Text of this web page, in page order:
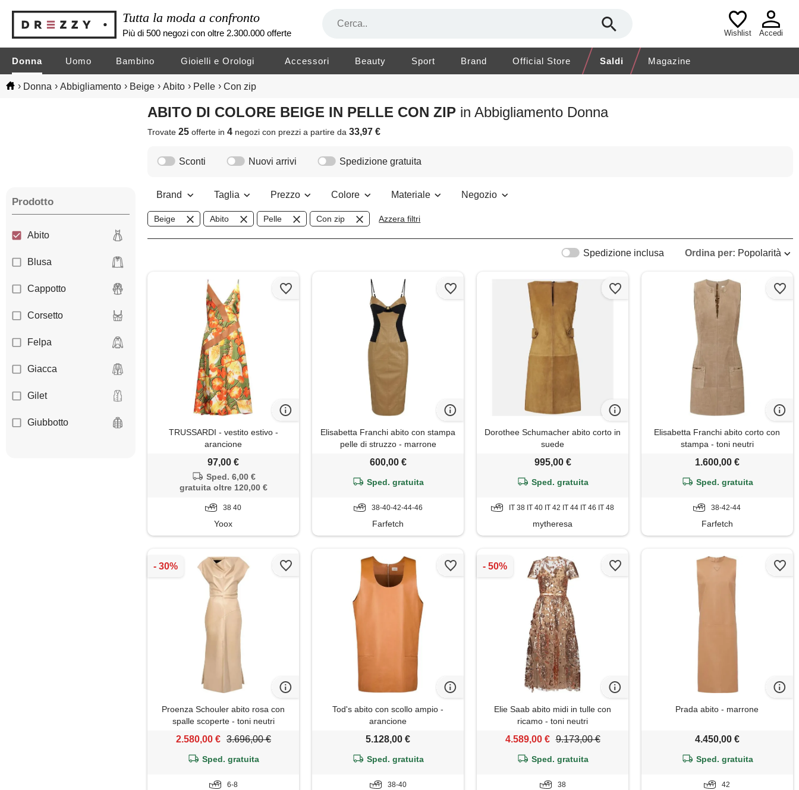
Tutta la moda a confronto
Più di 500 negozi con oltre 2.300.000 offerte Wishlist Accedi
Donna Uomo Bambino Gioielli e Orologi Accessori Beauty Sport Brand Official Store Saldi Magazine
› Donna › Abbigliamento › Beige › Abito › Pelle › Con zip
ABITO DI COLORE BEIGE IN PELLE CON ZIP in Abbigliamento Donna
Trovate25 offerte in4 negozicon prezzi a partire da33,97 €
Prodotto
Abito
Blusa
Cappotto
Corsetto
Felpa
Giacca
Gilet
Giubbotto
Sconti Nuovi arrivi Spedizione gratuita
Brand Taglia Prezzo Colore Materiale Negozio
Beige Abito Pelle Con zip Azzera filtri
Ordina per: Popolarità
Spedizione inclusa
TRUSSARDI - vestito estivo -
arancione
97,00 €
Sped. 6,00 €
gratuita oltre 120,00 €
38 40
Yoox
Elisabetta Franchi abito con stampa
pelle di struzzo - marrone
600,00 €
Sped. gratuita
38-40-42-44-46
Farfetch
Dorothee Schumacher abito corto in
suede
995,00 €
Sped. gratuita
IT 38 IT 40 IT 42 IT 44 IT 46 IT 48
mytheresa
Elisabetta Franchi abito corto con
stampa - toni neutri
1.600,00 €
Sped. gratuita
38-42-44
Farfetch
Proenza Schouler abito rosa con
spalle scoperte - toni neutri
2.580,00 € 3.696,00 €
Sped. gratuita
6-8
Tod's abito con scollo ampio -
arancione
5.128,00 €
Sped. gratuita
38-40
Elie Saab abito midi in tulle con
ricamo - toni neutri
4.589,00 € 9.173,00 €
Sped. gratuita
38
Prada abito - marrone
4.450,00 €
Sped. gratuita
42